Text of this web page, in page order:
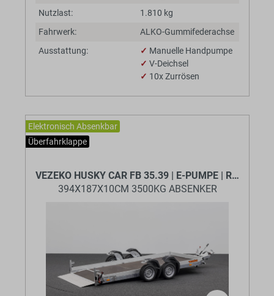
Nutzlast:
1.810 kg
Fahrwerk:
ALKO-Gummifederachse
Ausstattung:
✓ Manuelle Handpumpe
✓ V-Deichsel
✓ 10x Zurrösen
Elektronisch Absenkbar
Überfahrklappe
VEZEKO HUSKY CAR FB 35.39 | E-PUMPE | RAMPE
394X187X10CM 3500KG ABSENKER